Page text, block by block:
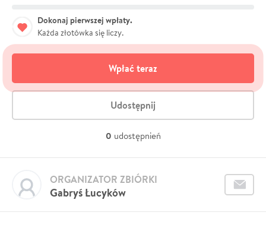
Dokonaj pierwszej wpłaty.
Każda złotówka się liczy.
Wpłać teraz
Udostępnij
0 udostępnień
Gabryś Łucyków
ORGANIZATOR ZBIÓRKI